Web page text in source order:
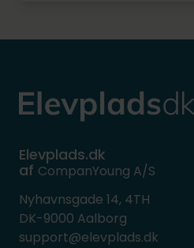
Elevplads.dk
af CompanYoung A/S
Nyhavnsgade 14, 4TH
DK-9000 Aalborg
support@elevplads.dk